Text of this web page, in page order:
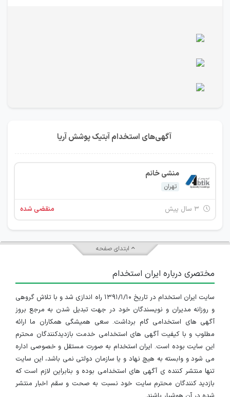
آگهی‌های استخدام آبتیک پوشش آریا
منشی خانم
تهران
منقضی شده
ابتدای صفحه
مختصری درباره ایران استخدام
سایت ایران استخدام در تاریخ ۱۳۹۱/۱/۱۰ راه اندازی شد و با تلاش گروهی
و روزانه مدیران و نویسندگان خود در جهت تبدیل شدن به مرجع بروز
آگهی های استخدامی گام برداشت. سعی همیشگی همکاران ما ارائه
مطلوب و با کیفیت آگهی های استخدامی خدمت بازدیدکنندگان محترم
این سایت بوده است. ایران استخدام به صورت مستقل و خصوصی اداره
می شود و وابسته به هیچ نهاد و یا سازمان دولتی نمی باشد، این سایت
تنها منتشر کننده ی آگهی های استخدامی بوده و بنابراین لازم است که
بازدید کنندگان محترم سایت خود نسبت به صحت و سقم اخبار منتشر